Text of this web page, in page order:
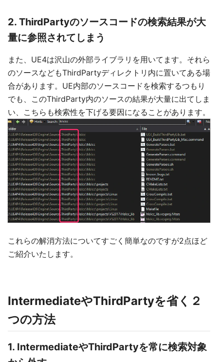
2. ThirdPartyのソースコードの検索結果が大
量に参照されてしまう
また、UE4は沢山の外部ライブラリを用いてます。それら
のソースなどもThirdPartyディレクトリ内に置いてある場
合があります。UE内部のソースコードを検索するつもり
でも、このThirdParty内のソースの結果が大量に出てしま
い、こちらも検索性を下げる要因になることがあります。
これらの解消方法についてすごく簡単なのですが2点ほど
ご紹介いたします。
IntermediateやThirdPartyを省く２
つの方法
1. IntermediateやThirdPartyを常に検索対象